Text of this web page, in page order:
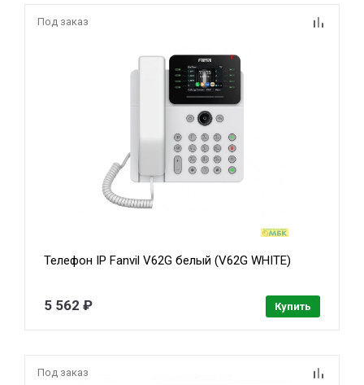
Под заказ
Телефон IP Fanvil V62G белый (V62G WHITE)
5 562 ₽ Купить
Под заказ